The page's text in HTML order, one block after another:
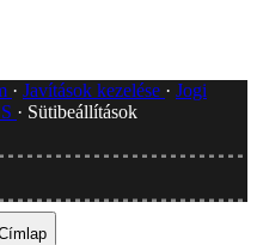
Javítások kezelése
Jogi
Sütibeállítások